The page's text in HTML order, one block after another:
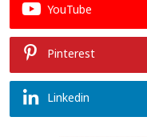
YouTube
Pinterest
Linkedin